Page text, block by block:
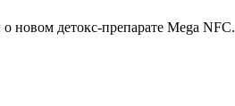
новом детокс-препарате Mega NFC.